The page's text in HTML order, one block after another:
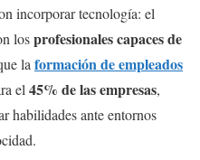
incorporar tecnología: el
losprofesionales capaces de
la formación de empleados
el 45% de las empresas,
habilidades ante entornos